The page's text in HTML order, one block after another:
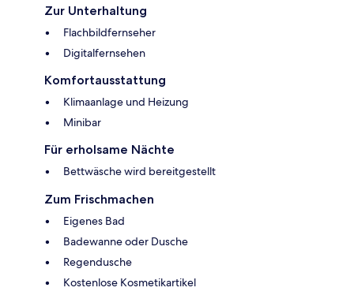
Zur Unterhaltung
Flachbildfernseher
Digitalfernsehen
Komfortausstattung
Klimaanlage und Heizung
Minibar
Für erholsame Nächte
Bettwäsche wird bereitgestellt
Zum Frischmachen
Eigenes Bad
Badewanne oder Dusche
Regendusche
Kostenlose Kosmetikartikel